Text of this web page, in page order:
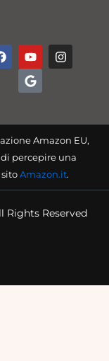
Y
o
u
t
e
I
n
r
m
G
o
o
g
Amazon EU,
percepire una
Amazon.it.
Rights Reserved